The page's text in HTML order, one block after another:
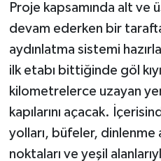
Proje kapsamında alt ve
devam ederken bir
aydınlatma sistemi
ilk etabı bittiğinde göl
kilometrelerce uzayan
kapılarını açacak.
yolları, büfeler, dinlenme
noktaları ve yeşil